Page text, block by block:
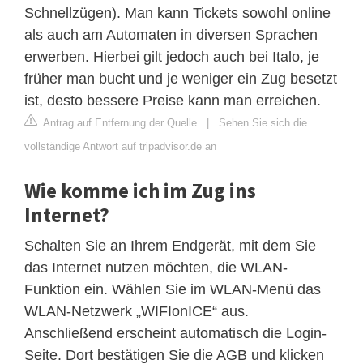
Schnellzügen). Man kann Tickets sowohl online
als auch am Automaten in diversen Sprachen
erwerben. Hierbei gilt jedoch auch bei Italo, je
früher man bucht und je weniger ein Zug besetzt
ist, desto bessere Preise kann man erreichen.
Antrag auf Entfernung der Quelle | Sehen Sie sich die
vollständige Antwort auf tripadvisor.de an
Wie komme ich im Zug ins
Internet?
Schalten Sie an Ihrem Endgerät, mit dem Sie
das Internet nutzen möchten, die WLAN-
Funktion ein. Wählen Sie im WLAN-Menü das
WLAN-Netzwerk „WIFIonICE“ aus.
Anschließend erscheint automatisch die Login-
Seite. Dort bestätigen Sie die AGB und klicken